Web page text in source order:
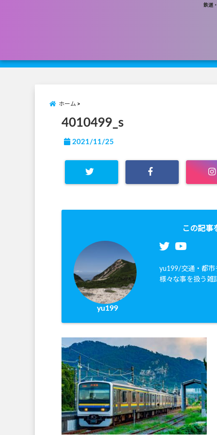
鉄道
ホーム
4010499_s
2021/11/25
この記事
yu199
yu199/交通・都市
様々な事を扱う雑